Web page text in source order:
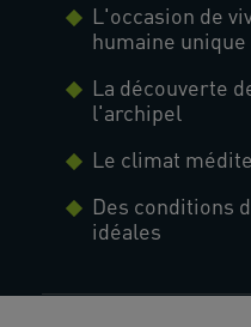
L'occasion de
humaine unique
La découverte
l'archipel
Le climat
Des conditions
idéales